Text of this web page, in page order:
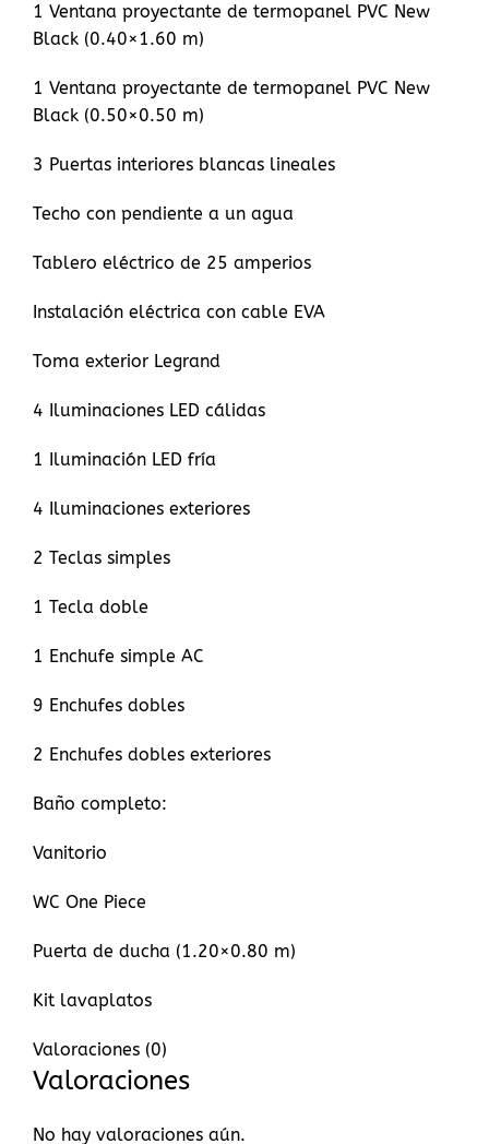
1 Ventana proyectante de termopanel PVC New
Black (0.40×1.60 m)
1 Ventana proyectante de termopanel PVC New
Black (0.50×0.50 m)
3 Puertas interiores blancas lineales
Techo con pendiente a un agua
Tablero eléctrico de 25 amperios
Instalación eléctrica con cable EVA
Toma exterior Legrand
4 Iluminaciones LED cálidas
1 Iluminación LED fría
4 Iluminaciones exteriores
2 Teclas simples
1 Tecla doble
1 Enchufe simple AC
9 Enchufes dobles
2 Enchufes dobles exteriores
Baño completo:
Vanitorio
WC One Piece
Puerta de ducha (1.20×0.80 m)
Kit lavaplatos
Valoraciones (0)
Valoraciones
No hay valoraciones aún.